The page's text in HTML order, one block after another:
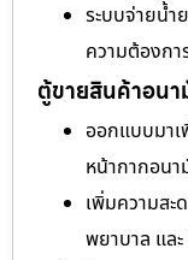
ระบบจ่ายน้ำ
ความต้องกา
ตู้ขายสินค้าอนา
ออกแบบมาเ
หน้ากากอน
เพิ่มความสะ
พยาบาล แล